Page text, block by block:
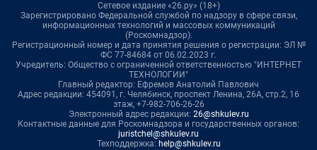
Сетевое издание «26.ру» (18+)
Зарегистрировано Федеральной службой по надзору в сфере связи,
информационных технологий и массовых коммуникаций
(Роскомнадзор).
Регистрационный номер и дата принятия решения о регистрации: ЭЛ №
ФС 77-84684 от 06.02.2023 г.
Учредитель: Общество с ограниченной ответственностью "ИНТЕРНЕТ
ТЕХНОЛОГИИ"
Главный редактор: Ефремов Анатолий Павлович
Адрес редакции: 454091, г. Челябинск, проспект Ленина, 26А, стр.2, 16
этаж, +7-982-706-26-26
Электронный адрес редакции: 26@shkulev.ru
Контактные данные для Роскомнадзора и государственных органов:
juristchel@shkulev.ru
Техподдержка: help@shkulev.ru